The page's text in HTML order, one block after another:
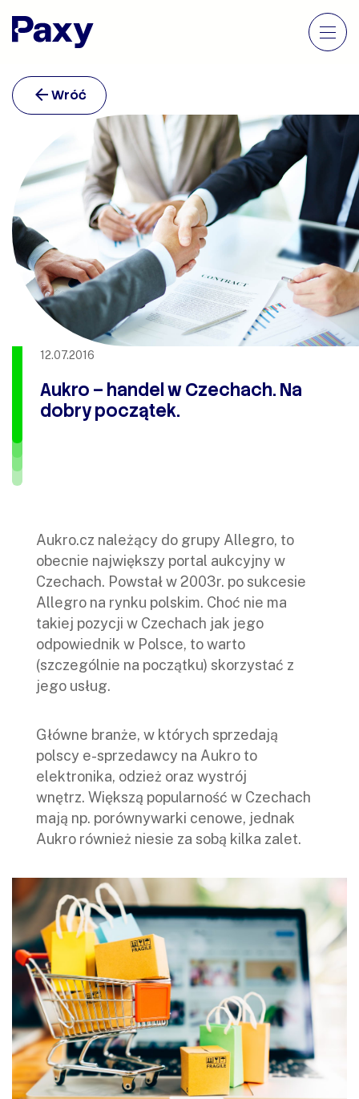
Wróć
12.07.2016
Aukro – handel w Czechach. Na
dobry początek.
Aukro.cz należący do grupy Allegro, to
obecnie największy portal aukcyjny w
Czechach. Powstał w 2003r. po sukcesie
Allegro na rynku polskim. Choć nie ma
takiej pozycji w Czechach jak jego
odpowiednik w Polsce, to warto
(szczególnie na początku) skorzystać z
jego usług.
Główne branże, w których sprzedają
polscy e-sprzedawcy na Aukro to
elektronika, odzież oraz wystrój
wnętrz. Większą popularność w Czechach
mają np. porównywarki cenowe, jednak
Aukro również niesie za sobą kilka zalet.